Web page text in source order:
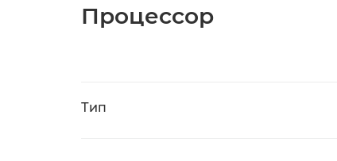
Процессор
Тип